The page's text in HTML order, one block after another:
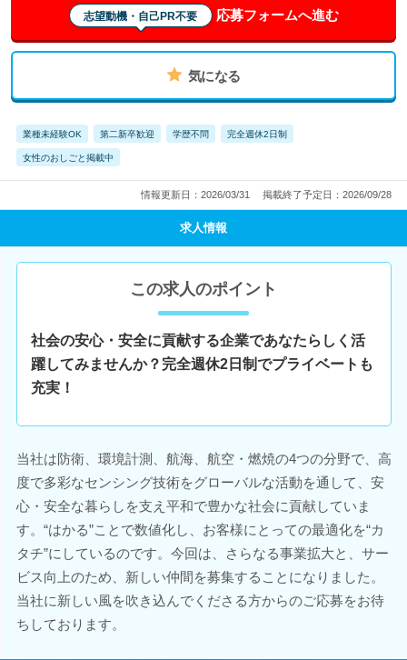
志望動機・自己PR不要 応募フォームへ進む
気になる
業種未経験OK 第二新卒歓迎 学歴不問 完全週休2日制
女性のおしごと掲載中
情報更新日：2026/03/31 掲載終了予定日：2026/09/28
求人情報
この求人のポイント
社会の安心・安全に貢献する企業であなたらしく活
躍してみませんか？完全週休2日制でプライベートも
充実！
当社は防衛、環境計測、航海、航空・燃焼の4つの分野で、高
度で多彩なセンシング技術をグローバルな活動を通して、安
心・安全な暮らしを支え平和で豊かな社会に貢献していま
す。“はかる”ことで数値化し、お客様にとっての最適化を“カ
タチ”にしているのです。今回は、さらなる事業拡大と、サー
ビス向上のため、新しい仲間を募集することになりました。
当社に新しい風を吹き込んでくださる方からのご応募をお待
ちしております。